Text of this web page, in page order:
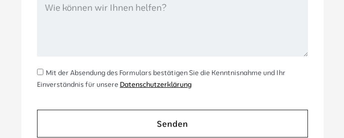
Mit der Absendung des Formulars bestätigen Sie die Kenntnisnahme und Ihr
Einverständnis für unsere Datenschutzerklärung
Senden